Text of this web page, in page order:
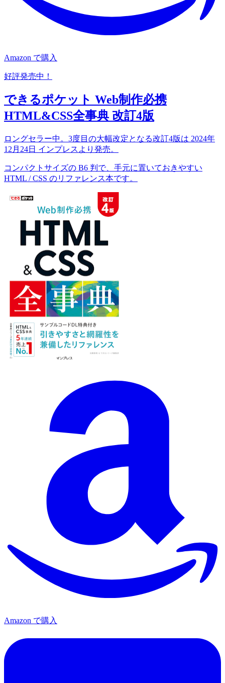
Amazon で購入
好評発売中！
できるポケット Web制作必携
HTML&CSS全事典 改訂4版
ロングセラー中。3度目の大幅改定となる改訂4版は 2024年
12月24日 インプレスより発売。
コンパクトサイズの B6 判で、手元に置いておきやすい
HTML / CSS のリファレンス本です。
Amazon で購入